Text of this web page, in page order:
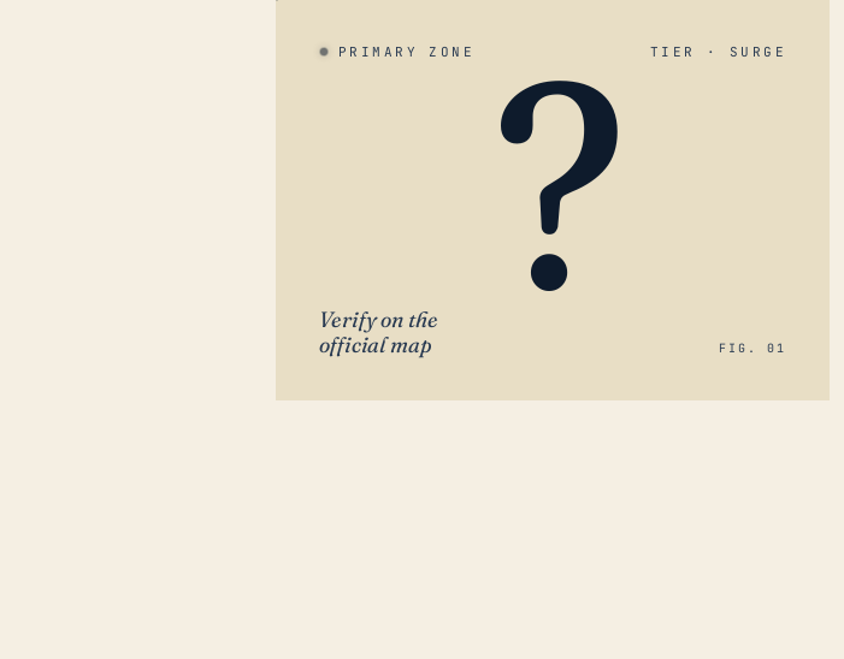
PRIMARY ZONE TIER · SURGE
?
Verify on the
official map
FIG. 01